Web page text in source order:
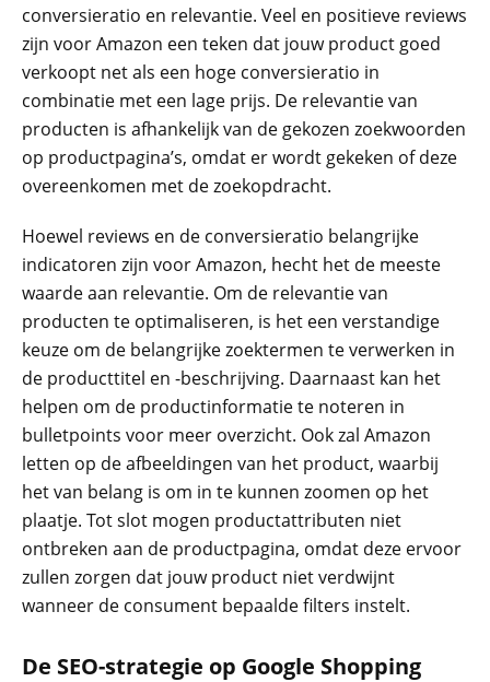
conversieratio en relevantie. Veel en positieve reviews
zijn voor Amazon een teken dat jouw product goed
verkoopt net als een hoge conversieratio in
combinatie met een lage prijs. De relevantie van
producten is afhankelijk van de gekozen zoekwoorden
op productpagina’s, omdat er wordt gekeken of deze
overeenkomen met de zoekopdracht.
Hoewel reviews en de conversieratio belangrijke
indicatoren zijn voor Amazon, hecht het de meeste
waarde aan relevantie. Om de relevantie van
producten te optimaliseren, is het een verstandige
keuze om de belangrijke zoektermen te verwerken in
de producttitel en -beschrijving. Daarnaast kan het
helpen om de productinformatie te noteren in
bulletpoints voor meer overzicht. Ook zal Amazon
letten op de afbeeldingen van het product, waarbij
het van belang is om in te kunnen zoomen op het
plaatje. Tot slot mogen productattributen niet
ontbreken aan de productpagina, omdat deze ervoor
zullen zorgen dat jouw product niet verdwijnt
wanneer de consument bepaalde filters instelt.
De SEO-strategie op Google Shopping